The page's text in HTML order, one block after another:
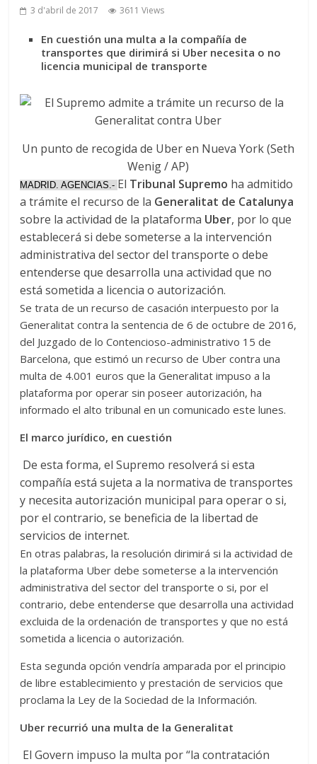
3 d'abril de 2017 3611 Views
En cuestión una multa a la compañía de
transportes que dirimirá si Uber necesita o no
licencia municipal de transporte
Un punto de recogida de Uber en Nueva York (Seth
Wenig / AP)
MADRID. AGENCIAS.- El Tribunal Supremo ha admitido
a trámite el recurso de la Generalitat de Catalunya
sobre la actividad de la plataforma Uber, por lo que
establecerá si debe someterse a la intervención
administrativa del sector del transporte o debe
entenderse que desarrolla una actividad que no
está sometida a licencia o autorización.
Se trata de un recurso de casación interpuesto por la
Generalitat contra la sentencia de 6 de octubre de 2016,
del Juzgado de lo Contencioso-administrativo 15 de
Barcelona, que estimó un recurso de Uber contra una
multa de 4.001 euros que la Generalitat impuso a la
plataforma por operar sin poseer autorización, ha
informado el alto tribunal en un comunicado este lunes.
El marco jurídico, en cuestión
De esta forma, el Supremo resolverá si esta
compañía está sujeta a la normativa de transportes
y necesita autorización municipal para operar o si,
por el contrario, se beneficia de la libertad de
servicios de internet.
En otras palabras, la resolución dirimirá si la actividad de
la plataforma Uber debe someterse a la intervención
administrativa del sector del transporte o si, por el
contrario, debe entenderse que desarrolla una actividad
excluida de la ordenación de transportes y que no está
sometida a licencia o autorización.
Esta segunda opción vendría amparada por el principio
de libre establecimiento y prestación de servicios que
proclama la Ley de la Sociedad de la Información.
Uber recurrió una multa de la Generalitat
El Govern impuso la multa por “la contratación